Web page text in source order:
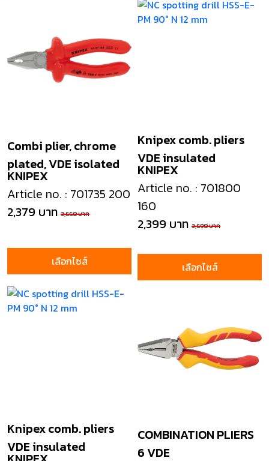
KNIPEX
Combi plier, chrome
plated, VDE isolated
Article no. : 701735 200
2,379 บาท 3,660 บาท
เลือกไซส์
KNIPEX
Knipex comb. pliers
VDE insulated
Article no. : 701800
160
2,399 บาท 3,690 บาท
เลือกไซส์
Knipex comb. pliers
VDE insulated
COMBINATION PLIERS
6 VDE